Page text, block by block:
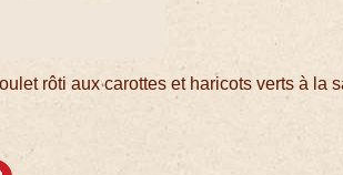
rôti aux carottes et haricots verts à la